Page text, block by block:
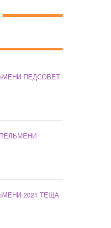
ПЕДСОВЕТ
2021 ТЕЩА